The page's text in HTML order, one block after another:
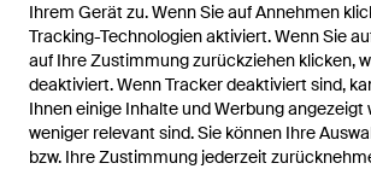
Ihrem Gerät zu. Wenn Sie auf Annehmen
Tracking-Technologien aktiviert. Wenn Sie
auf Ihre Zustimmung zurückziehen klicken,
deaktiviert. Wenn Tracker deaktiviert sind,
Ihnen einige Inhalte und Werbung angezeigt
weniger relevant sind. Sie können Ihre
bzw. Ihre Zustimmung jederzeit
Hilfe und Informationen